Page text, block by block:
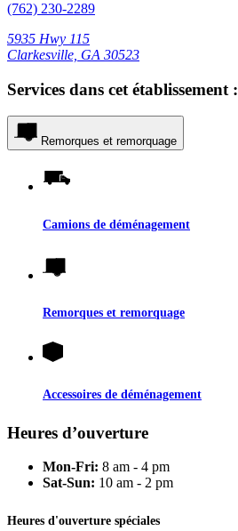
(762) 230-2289
5935 Hwy 115
Clarkesville, GA 30523
Services dans cet établissement :
Remorques et remorquage
Camions de déménagement
Remorques et remorquage
Accessoires de déménagement
Heures d’ouverture
Mon-Fri: 8 am - 4 pm
Sat-Sun: 10 am - 2 pm
Heures d'ouverture spéciales